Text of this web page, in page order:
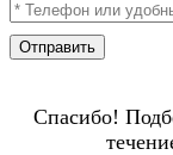
Отправить
Спасибо!